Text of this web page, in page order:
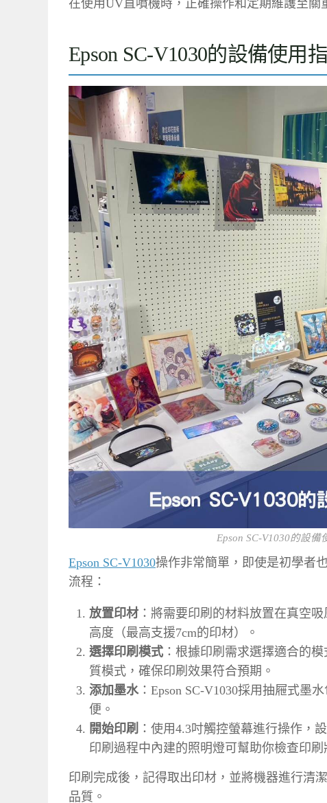
在使用UV直噴機時，正確操作和定期維護至關
Epson SC-V1030的設備使用
Epson SC-V1030的設備
Epson SC-V1030操作非常簡單，即使是初學者
流程：
放置印材 ：將需要印刷的材料放置在真空
高度（最高支援7cm的印材）。
選擇印刷模式 ：根據印刷需求選擇適合的
質模式，確保印刷效果符合預期。
添加墨水：Epson SC-V1030採用抽屜式墨
便。
開始印刷 ：使用4.3吋觸控螢幕進行操作，
印刷過程中內建的照明燈可幫助你檢查印刷
印刷完成後，記得取出印材，並將機器進行清
品質。